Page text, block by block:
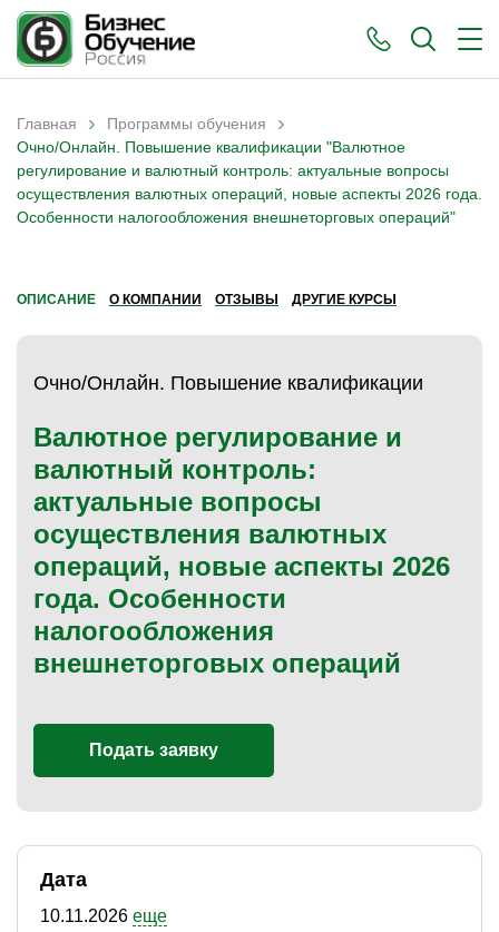
Вы здесь
Главная › Программы обучения ›
Очно/Онлайн. Повышение квалификации "Валютное
регулирование и валютный контроль: актуальные вопросы
осуществления валютных операций, новые аспекты 2026 года.
Особенности налогообложения внешнеторговых операций"
ОПИСАНИЕ О КОМПАНИИ ОТЗЫВЫ ДРУГИЕ КУРСЫ
Очно/Онлайн. Повышение квалификации
Валютное регулирование и
валютный контроль:
актуальные вопросы
осуществления валютных
операций, новые аспекты 2026
года. Особенности
налогообложения
внешнеторговых операций
Подать заявку
Дата
10.11.2026 еще